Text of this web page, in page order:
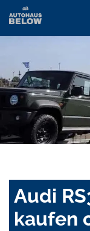
Audi
kaufen